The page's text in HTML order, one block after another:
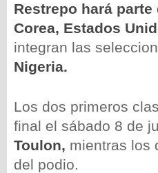
Restrepo hará parte
Corea, Estados
integran las
Nigeria.
Los dos primeros
final el sábado 8 de
Toulon, mientras los
del podio.